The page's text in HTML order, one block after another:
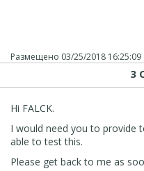
Размещено 03/25/2018 16:25:09
3
Hi FALCK.
I would need you to provide
able to test this.
Please get back to me as